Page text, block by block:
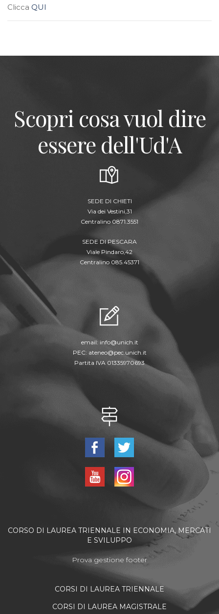
Clicca QUI
Scopri cosa vuol dire
essere dell'Ud'A
SEDE DI CHIETI
Via dei Vestini,31
Centralino 0871.3551
SEDE DI PESCARA
Viale Pindaro,42
Centralino 085.45371
email: info@unich.it
PEC: ateneo@pec.unich.it
Partita IVA 01335970693
CORSO DI LAUREA TRIENNALE IN ECONOMIA, MERCATI
E SVILUPPO
Prova gestione footer
CORSI DI LAUREA TRIENNALE
CORSI DI LAUREA MAGISTRALE